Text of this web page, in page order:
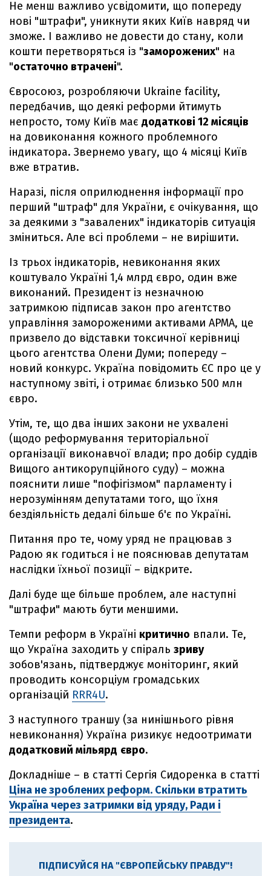
Не менш важливо усвідомити, що попереду
нові "штрафи", уникнути яких Київ навряд чи
зможе. І важливо не довести до стану, коли
кошти перетворяться із "заморожених" на
"остаточно втрачені".
Євросоюз, розробляючи Ukraine facility,
передбачив, що деякі реформи йтимуть
непросто, тому Київ має додаткові 12 місяців
на довиконання кожного проблемного
індикатора. Звернемо увагу, що 4 місяці Київ
вже втратив.
Наразі, після оприлюднення інформації про
перший "штраф" для України, є очікування, що
за деякими з "завалених" індикаторів ситуація
зміниться. Але всі проблеми – не вирішити.
Із трьох індикаторів, невиконання яких
коштувало Україні 1,4 млрд євро, один вже
виконаний. Президент із незначною
затримкою підписав закон про агентство
управління замороженими активами АРМА, це
призвело до відставки токсичної керівниці
цього агентства Олени Думи; попереду –
новий конкурс. Україна повідомить ЄС про це у
наступному звіті, і отримає близько 500 млн
євро.
Утім, те, що два інших закони не ухвалені
(щодо реформування територіальної
організації виконавчої влади; про добір суддів
Вищого антикорупційного суду) – можна
пояснити лише "пофігізмом" парламенту і
нерозумінням депутатами того, що їхня
бездіяльність дедалі більше б'є по Україні.
Питання про те, чому уряд не працював з
Радою як годиться і не пояснював депутатам
наслідки їхньої позиції – відкрите.
Далі буде ще більше проблем, але наступні
"штрафи" мають бути меншими.
Темпи реформ в Україні критично впали. Те,
що Україна заходить у спіраль зриву
зобов'язань, підтверджує моніторинг, який
проводить консорціум громадських
організацій RRR4U.
З наступного траншу (за нинішнього рівня
невиконання) Україна ризикує недоотримати
додатковий мільярд євро.
Докладніше – в статті Сергія Сидоренка в статті
Ціна не зроблених реформ. Скільки втратить
Україна через затримки від уряду, Ради і
президента.
ПІДПИСУЙСЯ НА "ЄВРОПЕЙСЬКУ ПРАВДУ"!